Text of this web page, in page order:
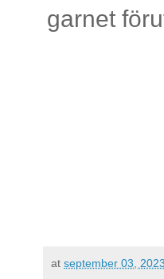
garnet
at september 03, 2023